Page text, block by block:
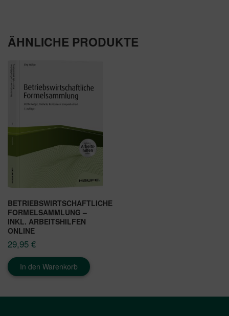
ÄHNLICHE PRODUKTE
BETRIEBSWIRTSCHAFTLICHE
FORMELSAMMLUNG –
INKL. ARBEITSHILFEN
ONLINE
29,95 €
In den Warenkorb